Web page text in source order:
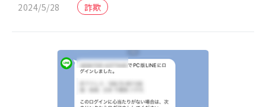
2024/5/28 詐欺